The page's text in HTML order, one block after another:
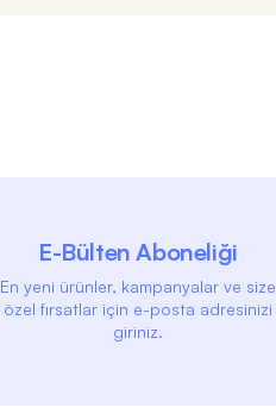
E-Bülten Aboneliği
En yeni ürünler, kampanyalar ve size
özel fırsatlar için e-posta adresinizi
giriniz.